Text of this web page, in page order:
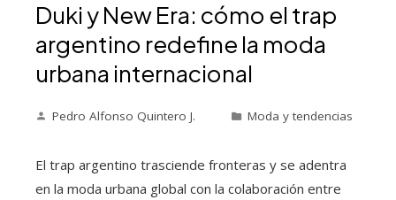
Duki y New Era: cómo el trap
argentino redefine la moda
urbana internacional
Pedro Alfonso Quintero J. Moda y tendencias
El trap argentino trasciende fronteras y se adentra
en la moda urbana global con la colaboración entre